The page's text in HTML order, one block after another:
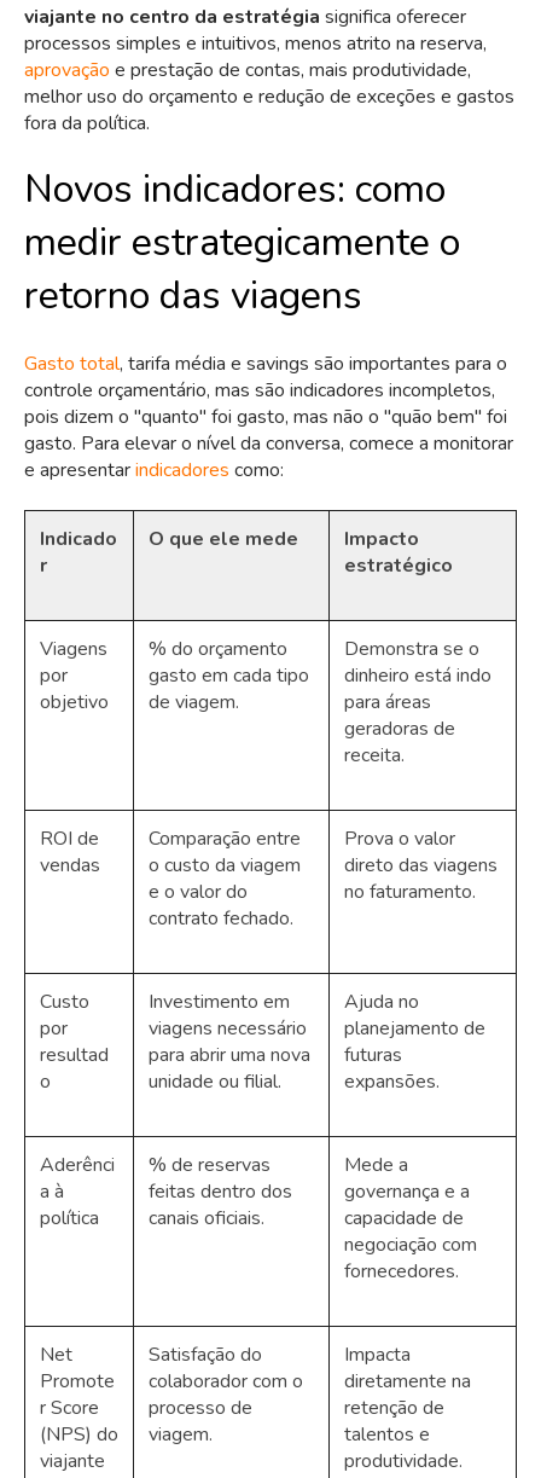
viajante no centro da estratégia significa oferecer
processos simples e intuitivos, menos atrito na reserva,
aprovação e prestação de contas, mais produtividade,
melhor uso do orçamento e redução de exceções e gastos
fora da política.
Novos indicadores: como
medir estrategicamente o
retorno das viagens
Gasto total, tarifa média e savings são importantes para o
controle orçamentário, mas são indicadores incompletos,
pois dizem o "quanto" foi gasto, mas não o "quão bem" foi
gasto. Para elevar o nível da conversa, comece a monitorar
e apresentarindicadores como:
Indicado
r
O que ele mede
Impacto
estratégico
Viagens
por
objetivo
% do orçamento
gasto em cada tipo
de viagem.
Demonstra se o
dinheiro está indo
para áreas
geradoras de
receita.
ROI de
vendas
Comparação entre
o custo da viagem
e o valor do
contrato fechado.
Prova o valor
direto das viagens
no faturamento.
Custo
por
resultad
o
Investimento em
viagens necessário
para abrir uma nova
unidade ou filial.
Ajuda no
planejamento de
futuras
expansões.
Aderênci
a à
política
% de reservas
feitas dentro dos
canais oficiais.
Mede a
governança e a
capacidade de
negociação com
fornecedores.
Net
Promote
r Score
(NPS) do
viajante
Satisfação do
colaborador com o
processo de
viagem.
Impacta
diretamente na
retenção de
talentos e
produtividade.